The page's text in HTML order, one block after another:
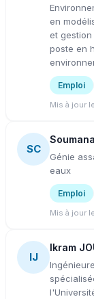
en
et
poste en
Emploi
Mis à jour
SC
Génie
eaux
Emploi
Mis à jour
IJ
Ikram